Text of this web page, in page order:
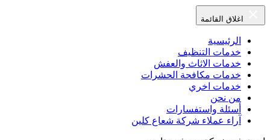
اغلاق القائمة
الرئيسية
خدمات التنظيف
خدمات الاثاث والعفش
خدمات مكافحة الحشرات
خدمات اخري
من نحن
أسئلة واستفسارات
آراء عملاء شركة شعاع كلين